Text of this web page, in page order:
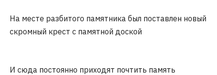
На месте разбитого памятника был поставлен новый
скромный крест с памятной доской
И сюда постоянно приходят почтить память